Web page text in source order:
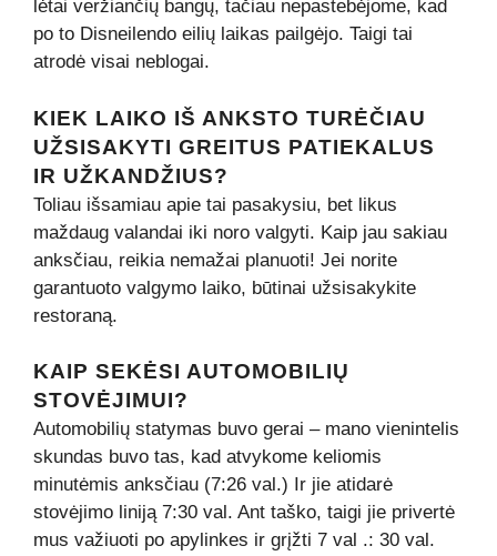
lėtai veržiančių bangų, tačiau nepastebėjome, kad
po to Disneilendo eilių laikas pailgėjo. Taigi tai
atrodė visai neblogai.
KIEK LAIKO IŠ ANKSTO TURĖČIAU
UŽSISAKYTI GREITUS PATIEKALUS
IR UŽKANDŽIUS?
Toliau išsamiau apie tai pasakysiu, bet likus
maždaug valandai iki noro valgyti. Kaip jau sakiau
anksčiau, reikia nemažai planuoti! Jei norite
garantuoto valgymo laiko, būtinai užsisakykite
restoraną.
KAIP SEKĖSI AUTOMOBILIŲ
STOVĖJIMUI?
Automobilių statymas buvo gerai – mano vienintelis
skundas buvo tas, kad atvykome keliomis
minutėmis anksčiau (7:26 val.) Ir jie atidarė
stovėjimo liniją 7:30 val. Ant taško, taigi jie privertė
mus važiuoti po apylinkes ir grįžti 7 val .: 30 val.